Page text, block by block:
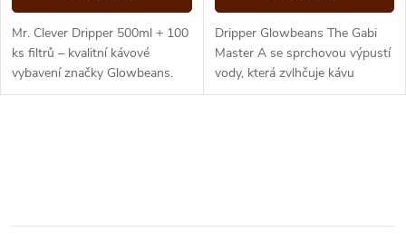
u
k
d
u
Mr. Clever Dripper 500ml + 100
ks filtrů – kvalitní kávové
vybavení značky Glowbeans.
Dripper Glowbeans The Gabi
Master A se sprchovou výpustí
vody, která zvlhčuje kávu
rovnoměrně z 16 otvorů a
l